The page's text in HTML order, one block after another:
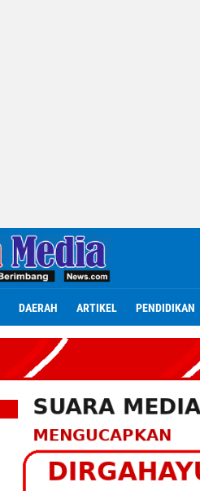
DAERAH ARTIKEL PENDIDIKAN